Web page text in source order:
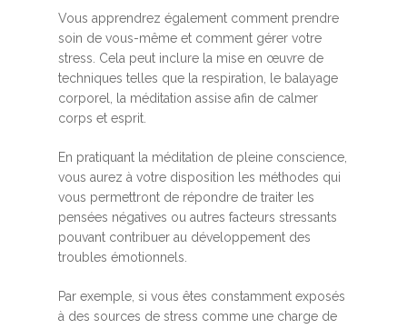
Vous apprendrez également comment prendre
soin de vous-même et comment gérer votre
stress. Cela peut inclure la mise en œuvre de
techniques telles que la respiration, le balayage
corporel, la méditation assise afin de calmer
corps et esprit.
En pratiquant la méditation de pleine conscience,
vous aurez à votre disposition les méthodes qui
vous permettront de répondre de traiter les
pensées négatives ou autres facteurs stressants
pouvant contribuer au développement des
troubles émotionnels.
Par exemple, si vous êtes constamment exposés
à des sources de stress comme une charge de